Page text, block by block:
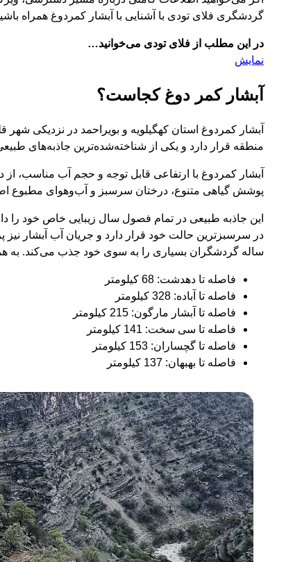
گردشگری فلای تودی با آشنایی با آبشار کمردوغ همراه
در این مطلب از فلای تودی می‌خوانید…
نمایش
آبشار کمر دوغ کجاست؟
آبشار کمردوغ استان کهگیلویه و بویراحمد در نزدیکی
منطقه قرار دارد و یکی از شناخته‌شده‌ترین جاذبه‌های
آبشار کمردوغ با ارتفاعی قابل توجه و حجم آب
پوشش گیاهی متنوع، درختان سرسبز و آب‌وهوای مطبوع
این جاذبه طبیعی در تمام فصول سال زیبایی خاص خود را
در سرسبزترین حالت خود قرار دارد و جریان آب آبشار
ساله گردشگران بسیاری را به سوی خود جذب می‌کند. به
فاصله تا دهدشت: 68 کیلومتر
فاصله تا آباده: 328 کیلومتر
فاصله تا آبشار مارگون: 215 کیلومتر
فاصله تا سی سخت: 141 کیلومتر
فاصله تا گچساران: 153 کیلومتر
فاصله تا بهبهان: 137 کیلومتر